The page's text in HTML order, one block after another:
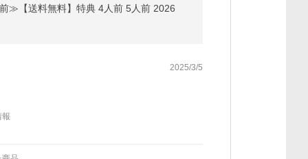
≫【送料無料】特典 4人前 5人前 2026
2025/3/5
報